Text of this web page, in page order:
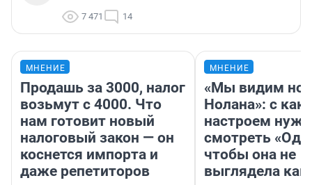
7 471 14
МНЕНИЕ
Продашь за 3000, налог
возьмут с 4000. Что
нам готовит новый
налоговый закон — он
коснется импорта и
даже репетиторов
МНЕНИЕ
«Мы видим
Нолана»: с
настроем
смотреть
чтобы она не
выглядела как